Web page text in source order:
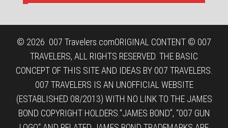
© 2026 007 Travelers.comORIGINAL CONTENT © 007
TRAVELERS, ALL RIGHTS RESERVED. THE BASIC
CONCEPT OF THIS SITE AND IDEAS BY 007 TRAVELERS.
007 TRAVELERS IS AN UNOFFICIAL WEBSITE
(ESTABLISHED 08/2013) WITH NO LINK TO THE JAMES
BOND COPYRIGHT HOLDERS.“JAMES BOND”, “007 GUN